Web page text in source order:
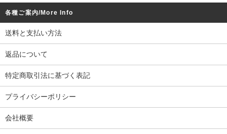
各種ご案内/More Info
送料と支払い方法
返品について
特定商取引法に基づく表記
プライバシーポリシー
会社概要